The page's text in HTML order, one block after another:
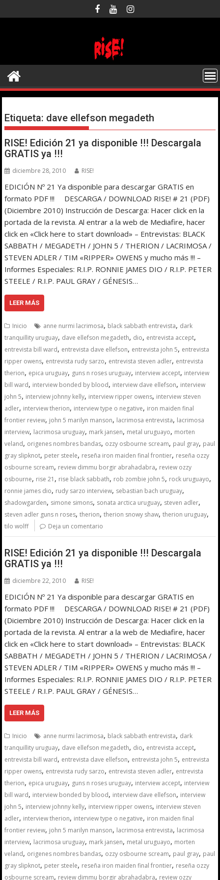
al
Etiqueta: dave ellefson megadeth
RISE! Edición 21 ya disponible !!! Descargala
GRATIS ya !!!
diciembre 28, 2010 RISE!
EDICIÓN Nº 21 Ya disponible para descargar GRATIS en
formato PDF !!! DESCARGA / DOWNLOAD RISE! # 21 (PDF)
(Diciembre 2010) Instrucción de Descarga: Hacer click en la
portada de la revista. Al entrar a la web de Mediafire, hacer
click en «Click here to start download» – Entrevistas: BLACK
SABBATH / MEGADETH / JOHN 5 / THERION / LACRIMOSA /
STEVEN ADLER / TIM «RIPPER» OWENS y mucho más !!! –
Informes Especiales: R.I.P. RONNIE JAMES DIO / R.I.P. PETER
STEELE / R.I.P. PAUL GRAY / GÉNESIS…
LEER MÁS
Inicio anne nurmi lacrimosa, black sabbath entrevista, dark
tranquillity uruguay, dave ellefson megadeth, dio, entrevista accept,
entrevista bill ward, entrevista dave ellefson, entrevista john 5, entrevista
ripper owens, entrevista rudy sarzo, entrevista steven adler, entrevista
therion, epica uruguay, guns n roses uruguay, interview accept, interview
bill ward, interview bonded by blood, interview dave ellefson, interview
john 5, interview johnny kelly, interview ripper owens, interview steven
adler, interview therion, interview type o negative, iron maiden final
frontier review, john 5 marilyn manson, lacrimosa entrevista, lacrimosa
interview, lacrimosa uruguay, mark jansen, metal uruguayo, morten
veland, origenes nombres bandas, ozzy osbourne scream, paul gray, paul
gray slipknot, peter steele, reseña iron maiden final frontier, reseña ozzy
osbourne scream, review dimmu borgir abrahadabra, review ozzy
osbourne, rise 21 , rise black sabbath, rob zombie john 5, rock uruguayo,
ronnie james dio, rudy sarzo interview, sebastian bach uruguay,
shadowgarden, simone simons, sonata arctica uruguay, steven adler,
steven adler guns n roses,therion,therion snowy shaw,therion uruguay,
tilo wolff Deja un comentario
RISE! Edición 21 ya disponible !!! Descargala
GRATIS ya !!!
diciembre 22, 2010 RISE!
EDICIÓN Nº 21 Ya disponible para descargar GRATIS en
formato PDF !!! DESCARGA / DOWNLOAD RISE! # 21 (PDF)
(Diciembre 2010) Instrucción de Descarga: Hacer click en la
portada de la revista. Al entrar a la web de Mediafire, hacer
click en «Click here to start download» – Entrevistas: BLACK
SABBATH / MEGADETH / JOHN 5 / THERION / LACRIMOSA /
STEVEN ADLER / TIM «RIPPER» OWENS y mucho más !!! –
Informes Especiales: R.I.P. RONNIE JAMES DIO / R.I.P. PETER
STEELE / R.I.P. PAUL GRAY / GÉNESIS…
LEER MÁS
Inicio anne nurmi lacrimosa, black sabbath entrevista, dark
tranquillity uruguay, dave ellefson megadeth, dio, entrevista accept,
entrevista bill ward, entrevista dave ellefson, entrevista john 5, entrevista
ripper owens, entrevista rudy sarzo, entrevista steven adler, entrevista
therion, epica uruguay, guns n roses uruguay, interview accept, interview
bill ward, interview bonded by blood, interview dave ellefson, interview
john 5, interview johnny kelly, interview ripper owens, interview steven
adler, interview therion, interview type o negative, iron maiden final
frontier review, john 5 marilyn manson, lacrimosa entrevista, lacrimosa
interview, lacrimosa uruguay, mark jansen, metal uruguayo, morten
veland, origenes nombres bandas, ozzy osbourne scream, paul gray, paul
gray slipknot, peter steele, reseña iron maiden final frontier, reseña ozzy
osbourne scream, review dimmu borgir abrahadabra, review ozzy